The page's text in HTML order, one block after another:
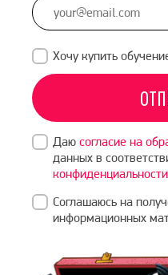
Хочу купить
Даю согласие на
данных в
конфиденциальности
Соглашаюсь на
информационных